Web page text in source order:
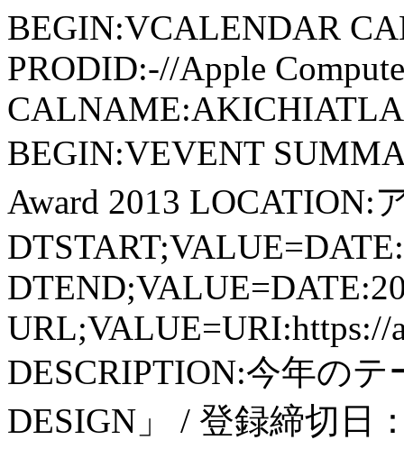
BEGIN:VCALENDAR
PRODID:-//Apple
BEGIN:VEVENT
Award 2013 LOCATION:
URL;VALUE=URI:https://
DESCRIPTION:今年の
DESIGN」 / 登録締切日